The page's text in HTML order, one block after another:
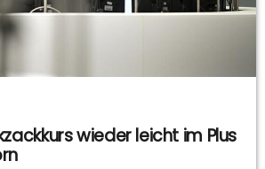
wieder leicht im Plus